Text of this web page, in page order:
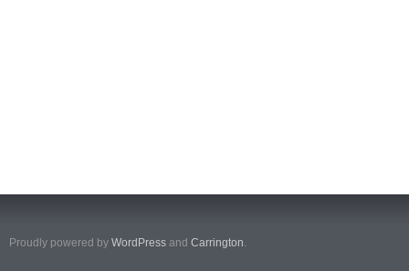
Proudly powered by WordPress and Carrington